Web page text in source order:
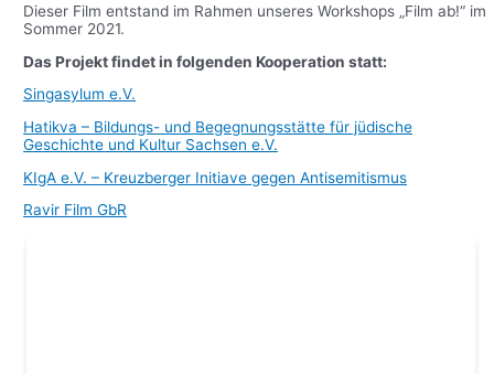
Dieser Film entstand im Rahmen unseres Workshops „Film ab!“ im
Sommer 2021.
Das Projekt findet in folgenden Kooperation statt:
Singasylum e.V.
Hatikva – Bildungs- und Begegnungsstätte für jüdische
Geschichte und Kultur Sachsen e.V.
KIgA e.V. – Kreuzberger Initiave gegen Antisemitismus
Ravir Film GbR